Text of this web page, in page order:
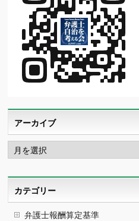
アーカイブ
ア
ー
カ
カテゴリー
弁護士報酬算定基準